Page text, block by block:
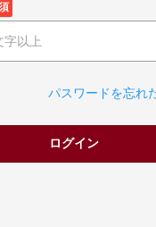
パスワードを忘れ
ログイン